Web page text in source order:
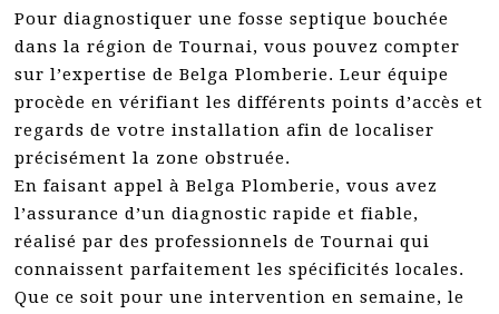
Pour diagnostiquer une fosse septique bouchée
dans la région de Tournai, vous pouvez compter
sur l’expertise de Belga Plomberie. Leur équipe
procède en vérifiant les différents points d’accès et
regards de votre installation afin de localiser
précisément la zone obstruée.
En faisant appel à Belga Plomberie, vous avez
l’assurance d’un diagnostic rapide et fiable,
réalisé par des professionnels de Tournai qui
connaissent parfaitement les spécificités locales.
Que ce soit pour une intervention en semaine, le